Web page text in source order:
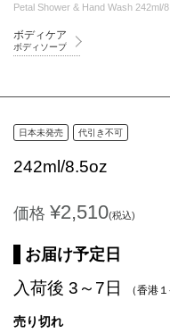
Petal Shower & Hand Wash 242ml/
ボディケア
ボディソープ
日本未発売 代引き不可
242ml/8.5oz
価格 ¥2,510(税込)
お届け予定日
入荷後 3～7日 （香港
売り切れ